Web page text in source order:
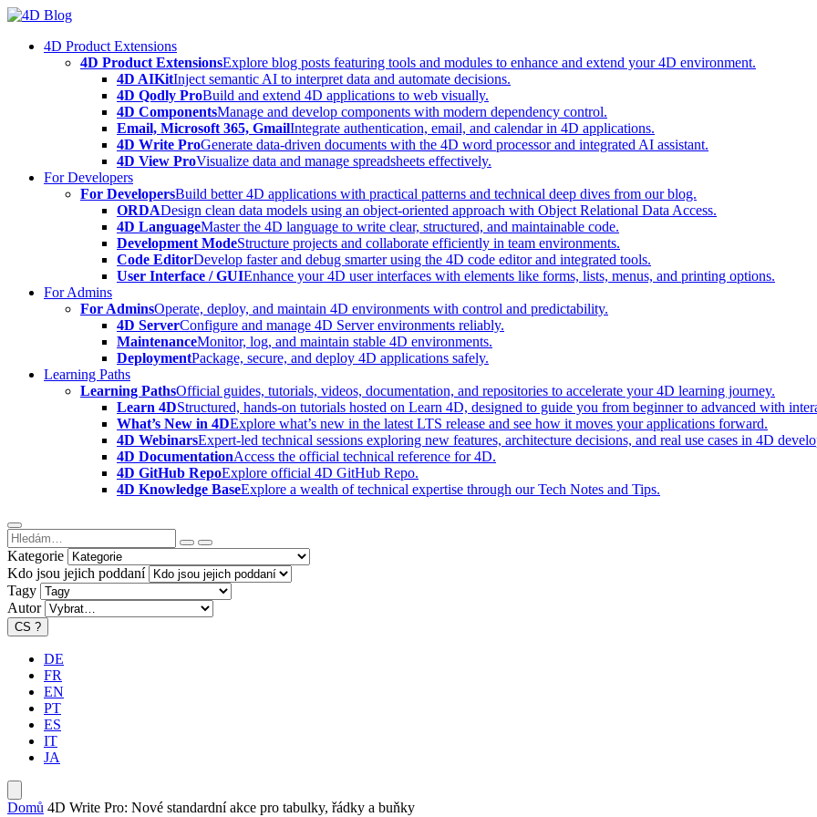
Skip
content4D Product Extensions
4D Product ExtensionsExplore blog posts featuring tools and modules to enhance and extend your 4D environment.
4D AIKitInject semantic AI to interpret data and automate decisions.
4D Qodly ProBuild and extend 4D applications to web visually.
4D ComponentsManage and develop components with modern dependency control.
Email, Microsoft 365, GmailIntegrate authentication, email, and calendar in 4D applications.
4D Write ProGenerate data-driven documents with the 4D word processor and integrated AI assistant.
4D View ProVisualize data and manage spreadsheets effectively.
For Developers
For DevelopersBuild better 4D applications with practical patterns and technical deep dives from our blog.
ORDADesign clean data models using an object-oriented approach with Object Relational Data Access.
4D LanguageMaster the 4D language to write clear, structured, and maintainable code.
Development ModeStructure projects and collaborate efficiently in team environments.
Code EditorDevelop faster and debug smarter using the 4D code editor and integrated tools.
User Interface / GUIEnhance your 4D user interfaces with elements like forms, lists, menus, and printing options.
For Admins
For AdminsOperate, deploy, and maintain 4D environments with control and predictability.
4D ServerConfigure and manage 4D Server environments reliably.
MaintenanceMonitor, log, and maintain stable 4D environments.
DeploymentPackage, secure, and deploy 4D applications safely.
Learning Paths
Learning PathsOfficial guides, tutorials, videos, documentation, and repositories to accelerate your 4D learning journey.
Learn 4DStructured, hands-on tutorials hosted on Learn 4D, designed to guide you from beginner to advanced with
What’s New in 4DExplore what’s new in the latest LTS release and see how it moves your applications forward.
4D WebinarsExpert-led technical sessions exploring new features, architecture decisions, and real use cases in 4D
4D DocumentationAccess the official technical reference for 4D.
4D GitHub RepoExplore official 4D GitHub Repo.
4D Knowledge BaseExplore a wealth of technical expertise through our Tech Notes and Tips.
Kategorie
Kdo jsou jejich poddaní
Tagy
Autor
CS ?
DE
FR
EN
PT
ES
IT
JA
Domů 4D Write Pro: Nové standardní akce pro tabulky, řádky a buňky